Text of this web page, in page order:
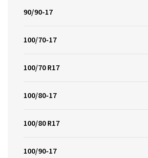
90/90-17
100/70-17
100/70 R17
100/80-17
100/80 R17
100/90-17